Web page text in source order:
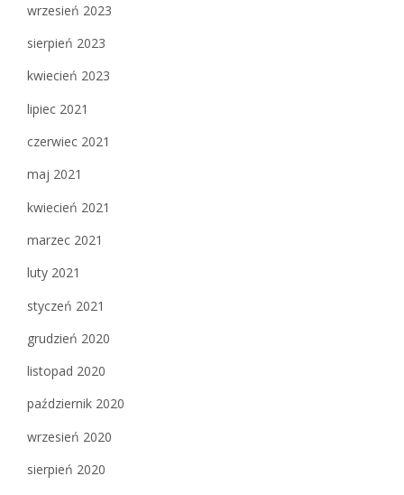
wrzesień 2023
sierpień 2023
kwiecień 2023
lipiec 2021
czerwiec 2021
maj 2021
kwiecień 2021
marzec 2021
luty 2021
styczeń 2021
grudzień 2020
listopad 2020
październik 2020
wrzesień 2020
sierpień 2020